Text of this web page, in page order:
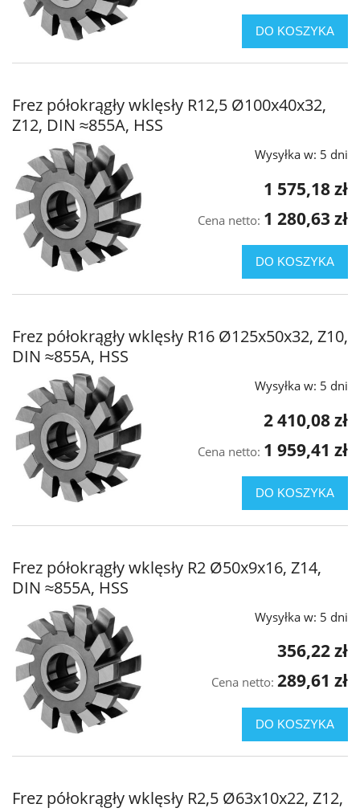
DO KOSZYKA
Frez półokrągły wklęsły R12,5 Ø100x40x32,
Z12, DIN ≈855A, HSS
Wysyłka w: 5 dni
1 575,18 zł
Cena netto: 1 280,63 zł
DO KOSZYKA
Frez półokrągły wklęsły R16 Ø125x50x32, Z10,
DIN ≈855A, HSS
Wysyłka w: 5 dni
2 410,08 zł
Cena netto: 1 959,41 zł
DO KOSZYKA
Frez półokrągły wklęsły R2 Ø50x9x16, Z14,
DIN ≈855A, HSS
Wysyłka w: 5 dni
356,22 zł
Cena netto: 289,61 zł
DO KOSZYKA
Frez półokrągły wklęsły R2,5 Ø63x10x22, Z12,